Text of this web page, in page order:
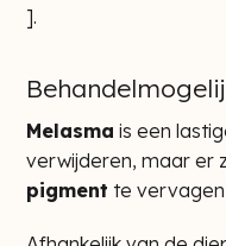
].
Melasma is een
verwijderen, maar er
pigment te